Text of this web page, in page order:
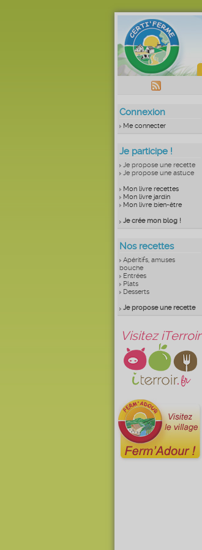
Connexion
Me connecter
Je participe !
Je propose une recette
Je propose une astuce
Mon livre recettes
Mon livre jardin
Mon livre bien-être
Je crée mon blog !
Nos recettes
Apéritifs, amuses
bouche
Entrées
Plats
Desserts
Je propose une recette
Visitez iTerroir